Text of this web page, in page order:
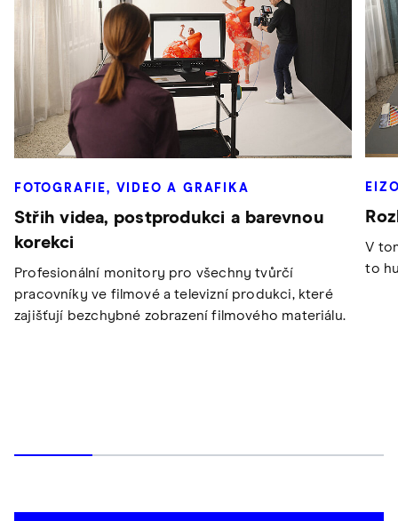
FOTOGRAFIE, VIDEO A GRAFIKA
Střih videa, postprodukci a barevnou
korekci
Profesionální monitory pro všechny tvůrčí
pracovníky ve filmové a televizní produkci, které
zajišťují bezchybné zobrazení filmového materiálu.
V
to